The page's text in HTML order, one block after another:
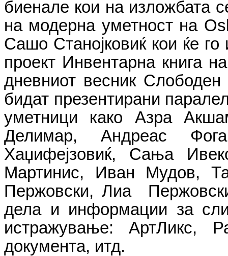
биенале кои на изложбата
на модерна уметност на
Сашо Станојковиќ кои ќе го
проект Инвентарна книга
дневниот весник
бидат презентирани
уметници како Азра
Делимар, Андреас
Хаџифејзовиќ, Сања
Мартинис, Иван Мудов,
Пержовски, Лиа
дела и информации за
истражување: АртЛикс,
документа, итд.